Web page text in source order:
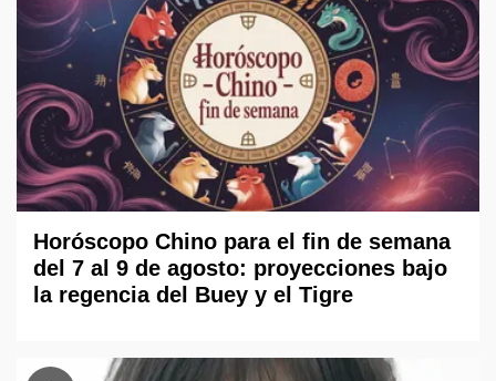
Horóscopo Chino para el fin de semana
del 7 al 9 de agosto: proyecciones bajo
la regencia del Buey y el Tigre